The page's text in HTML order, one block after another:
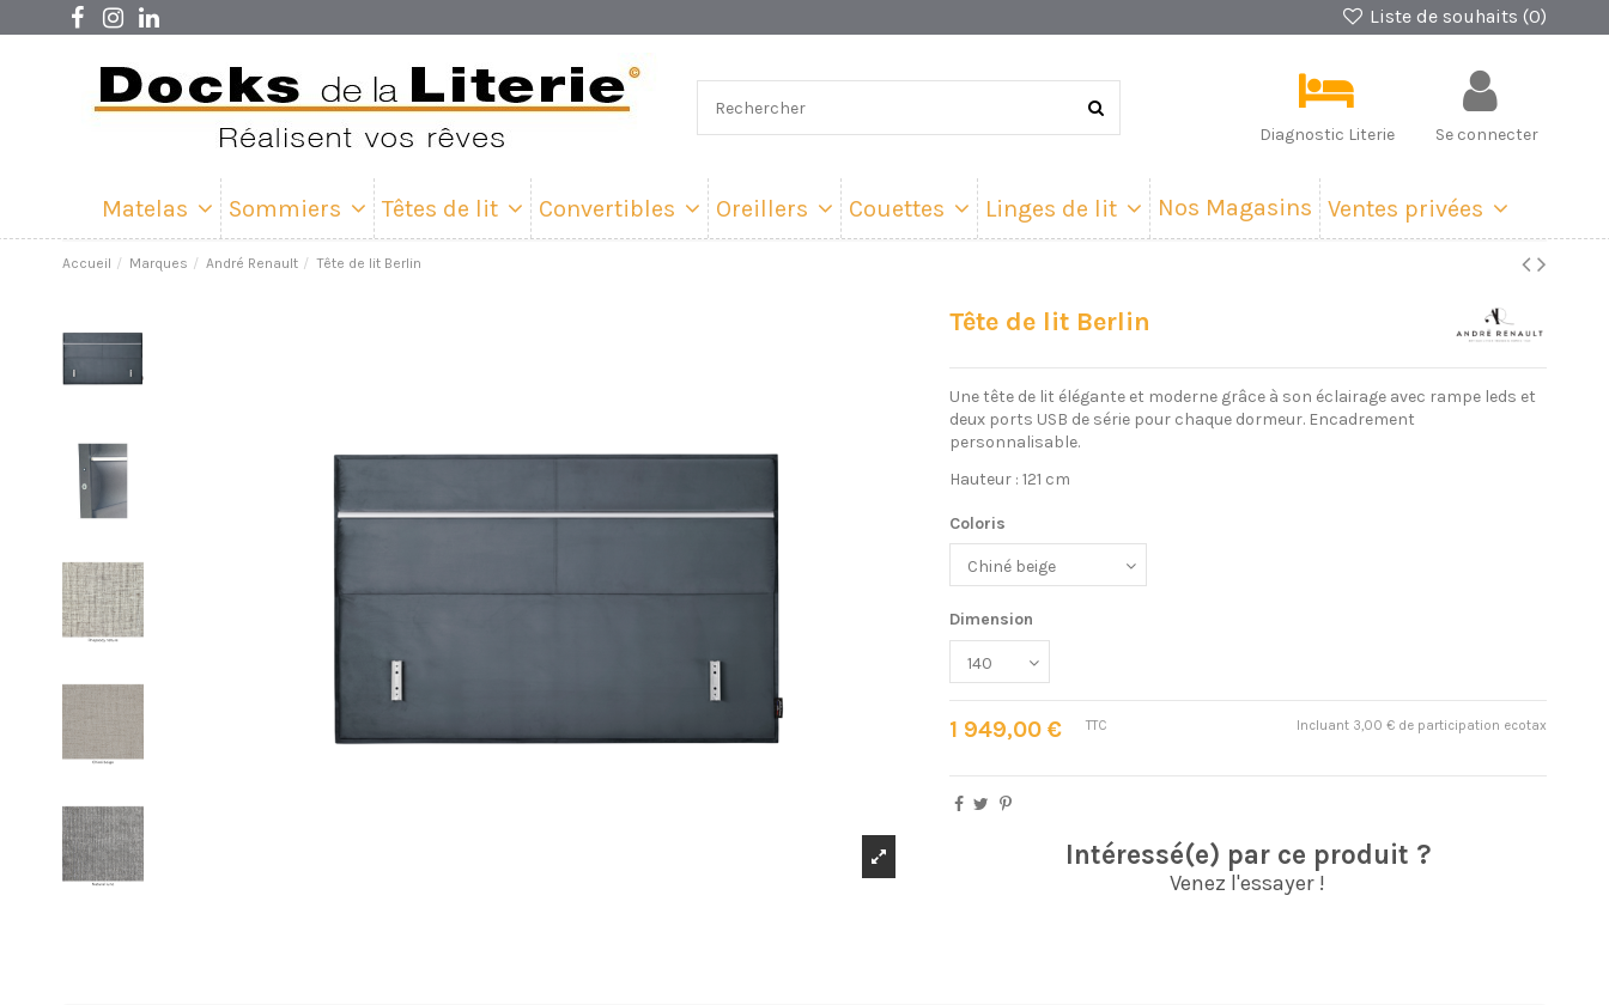
Liste de souhaits (0)
Diagnostic Literie Se connecter
Matelas Sommiers Têtes de lit Convertibles Oreillers Couettes Linges de lit Nos Magasins Ventes privées
Accueil Marques André Renault Tête de lit Berlin
Tête de lit Berlin
Une tête de lit élégante et moderne grâce à son éclairage avec rampe leds et
deux ports USB de série pour chaque dormeur. Encadrement
personnalisable.
Hauteur : 121 cm
Coloris
Dimension
1 949,00 € Incluant 3,00 € de participation ecotax
TTC
Intéressé(e) par ce produit ?
Venez l'essayer !